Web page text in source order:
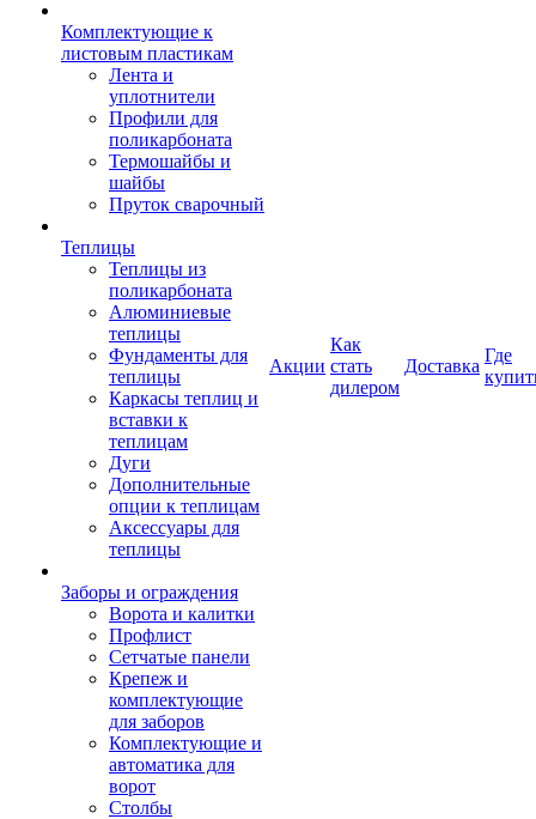
Комплектующие к
листовым пластикам
Лента и
уплотнители
Профили для
поликарбоната
Термошайбы и
шайбы
Пруток сварочный
Теплицы
Теплицы из
поликарбоната
Алюминиевые
теплицы
Фундаменты для
теплицы
Каркасы теплиц и
вставки к
теплицам
Дуги
Дополнительные
опции к теплицам
Аксессуары для
теплицы
Заборы и ограждения
Ворота и калитки
Профлист
Сетчатые панели
Крепеж и
комплектующие
для заборов
Комплектующие и
автоматика для
ворот
Столбы
Акции
Как
стать
дилером
Доставка
Где